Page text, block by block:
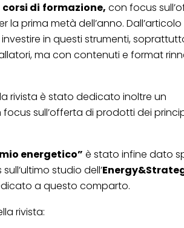
corsi di formazione, con focus
prima metà dell’anno. Dall’articolo
in questi strumenti,
ma con contenuti e format
rivista è stato dedicato inoltre un
focus sull’offerta di prodotti dei
energetico” è stato infine dato
studio dell’
a questo comparto.
rivista: